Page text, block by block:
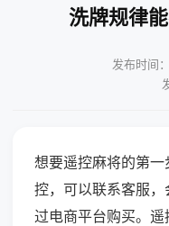
洗牌规律
发布时间
想要遥控麻将的第
控，可以联系客服
过电商平台购买。